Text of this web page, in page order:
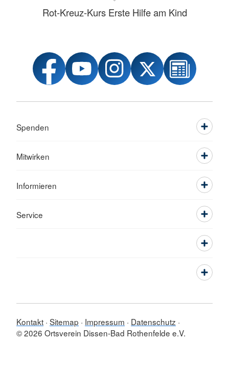
Rot-Kreuz-Kurs Erste Hilfe am Kind
Spenden
Mitwirken
Informieren
Service
Kontakt Sitemap Impressum
Datenschutz
© 2026 Ortsverein Dissen-Bad Rothenfelde e.V.